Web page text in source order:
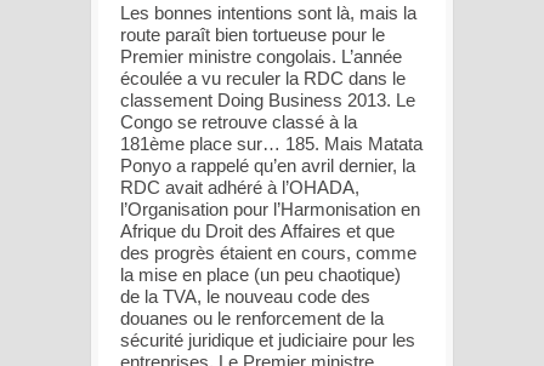
Les bonnes intentions sont là, mais la
route paraît bien tortueuse pour le
Premier ministre congolais. L’année
écoulée a vu reculer la RDC dans le
classement Doing Business 2013. Le
Congo se retrouve classé à la
181ème place sur… 185. Mais Matata
Ponyo a rappelé qu’en avril dernier, la
RDC avait adhéré à l’OHADA,
l’Organisation pour l’Harmonisation en
Afrique du Droit des Affaires et que
des progrès étaient en cours, comme
la mise en place (un peu chaotique)
de la TVA, le nouveau code des
douanes ou le renforcement de la
sécurité juridique et judiciaire pour les
entreprises. Le Premier ministre